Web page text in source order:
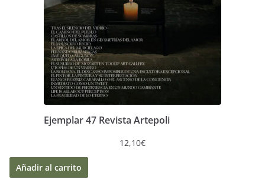
Ejemplar 47 Revista Artepoli
12,10€
Añadir al carrito